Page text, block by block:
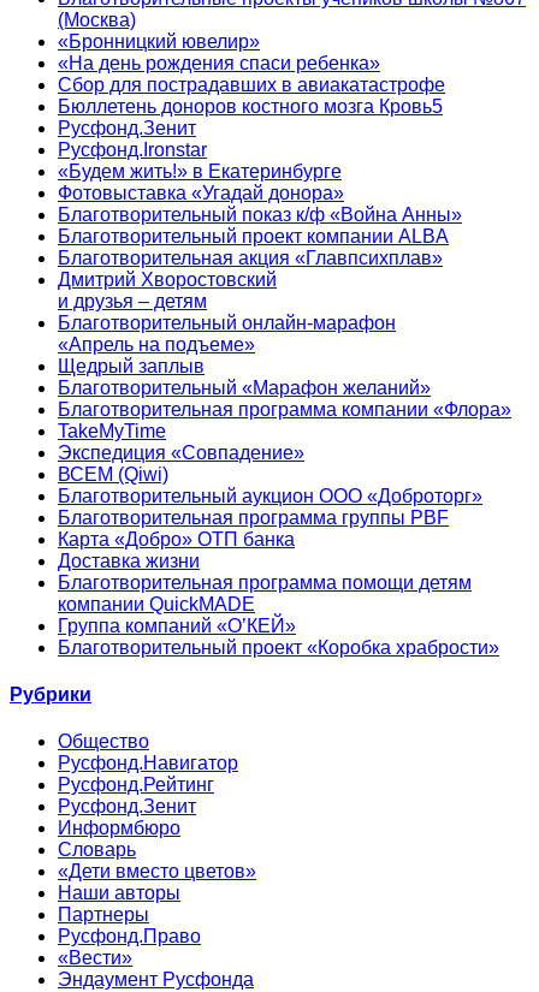
(Москва)
«Бронницкий ювелир»
«На день рождения спаси ребенка»
Сбор для пострадавших в авиакатастрофе
Бюллетень доноров костного мозга Кровь5
Русфонд.Зенит
Русфонд.Ironstar
«Будем жить!» в Екатеринбурге
Фотовыставка «Угадай донора»
Благотворительный показ к/ф «Война Анны»
Благотворительный проект компании ALBA
Благотворительная акция «Главпсихплав»
Дмитрий Хворостовский
и друзья – детям
Благотворительный онлайн‑марафон
«Апрель на подъеме»
Щедрый заплыв
Благотворительный «Марафон желаний»
Благотворительная программа компании «Флора»
TakeMyTime
Экспедиция «Совпадение»
ВСЕМ (Qiwi)
Благотворительный аукцион ООО «Доброторг»
Благотворительная программа группы PBF
Карта «Добро» ОТП банка
Доставка жизни
Благотворительная программа помощи детям
компании QuickMADE
Группа компаний «О’КЕЙ»
Благотворительный проект «Коробка храбрости»
Рубрики
Общество
Русфонд.Навигатор
Русфонд.Рейтинг
Русфонд.Зенит
Информбюро
Словарь
«Дети вместо цветов»
Наши авторы
Партнеры
Русфонд.Право
«Вести»
Эндаумент Русфонда